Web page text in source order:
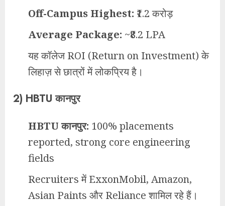
Off-Campus Highest: ₹1.2 करोड़
Average Package: ~₹8.2 LPA
यह कॉलेज ROI (Return on Investment) के
लिहाज़ से छात्रों में लोकप्रिय है।
2) HBTU कानपुर
HBTU कानपुर: 100% placements
reported, strong core engineering
fields
Recruiters में ExxonMobil, Amazon,
Asian Paints और Reliance शामिल रहे हैं।